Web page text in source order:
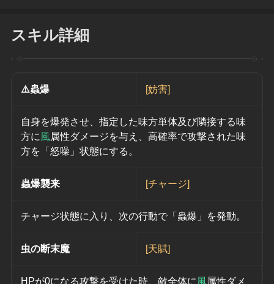
スキル詳細
⚠️蟲爆 [妨害]
自身を爆発させ、指定した味方単体及び隣接する味
方に 風属性ダメージを与え、高確率で攻撃された味
方を「怒噪」状態にする。
蟲爆襲来 [チャージ]
チャージ状態に入り、次の行動で「蟲爆」を発動。
虫の断末魔 [天賦]
HPが0になる攻撃を受けた時、敵全体に 風属性ダメ